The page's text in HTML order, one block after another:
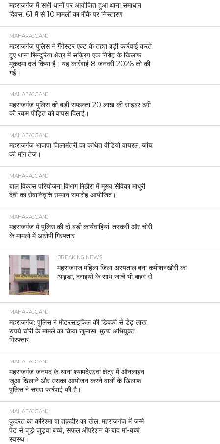
महराजगंज में सभी थानों पर आयोजित हुआ थाना समाधान
दिवस, 61 में से 10 मामलों का मौके पर निस्तारण
MAHARAJGANJ
महराजगंज पुलिस ने गैंगेस्टर एक्ट के तहत बड़ी कार्रवाई करते
हुए थाना सिन्दुरिया क्षेत्र में सक्रिय एक गिरोह के खिलाफ
मुकदमा दर्ज किया है। यह कार्रवाई 8 जनवरी 2026 को की
गई।
MAHARAJGANJ
महराजगंज पुलिस की बड़ी सफलता 20 लाख की साइबर ठगी
की रकम पीड़ित को वापस दिलाई।
MAHARAJGANJ
महराजगंज भाजपा जिलामंत्री का कथित वीडियो वायरल, जांच
की मांग तेज।
MAHARAJGANJ
बाल विकास परियोजना विभाग मिठौरा में मुख्य सेविका माधुरी
देवी का सेवानिवृत्ति सम्मान समारोह आयोजित।
MAHARAJGANJ
महराजगंज में पुलिस की दो बड़ी कार्यवाहियां, तस्करी और चोरी
के मामलों में आरोपी गिरफ्तार
BREAKING NEWS
महराजगंज महिला जिला अस्पताल बना कमीशनखोरी का
अड्डा, दवाइयों के साथ जांचें भी बाहर से
MAHARAJGANJ
महराजगंज: पुलिस ने मोटरसाइकिल की डिक्की से डेढ़ लाख
रुपये चोरी के मामले का किया खुलासा, मुख्य अभियुक्त
गिरफ्तार
MAHARAJGANJ
महराजगंज जनपद के थाना श्यामदेउरवां क्षेत्र में ऑनलाइन
जुआ खिलाने और उसका आयोजन करने वालों के खिलाफ
पुलिस ने सख्त कार्रवाई की है।
MAHARAJGANJ
कुदरत का करिश्मा या तक़दीर का खेल, महराजगंज में जन्मे
पेट से जुड़े जुड़वा बच्चे, सफल ऑपरेशन के बाद मां-बच्चे
स्वस्थ।